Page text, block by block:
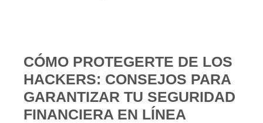
CÓMO PROTEGERTE DE LOS
HACKERS: CONSEJOS PARA
GARANTIZAR TU SEGURIDAD
FINANCIERA EN LÍNEA